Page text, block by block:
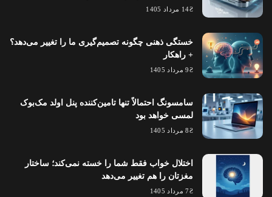
14 مرداد 1405
خستگی ذهنی چگونه تصمیم‌گیری ما را تغییر می‌دهد؟
+ راهکار
9 مرداد 1405
سامسونگ احتمالاً تنها تامین‌کننده پنل اولد مک‌بوک
لمسی خواهد بود
8 مرداد 1405
اختلال خواب فقط شما را خسته نمی‌کند؛ ساختار
مغزتان را هم تغییر می‌دهد
7 مرداد 1405